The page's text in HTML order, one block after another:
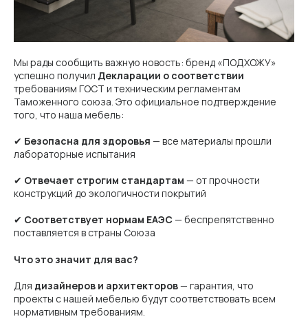
Мы рады сообщить важную новость: бренд «ПОДХОЖУ»
успешно получил Декларации о соответствии
требованиям ГОСТ и техническим регламентам
Таможенного союза. Это официальное подтверждение
того, что наша мебель:
✔ Безопасна для здоровья — все материалы прошли
лабораторные испытания
✔ Отвечает строгим стандартам — от прочности
конструкций до экологичности покрытий
✔ Соответствует нормам ЕАЭС — беспрепятственно
поставляется в страны Союза
Что это значит для вас?
Для дизайнеров и архитекторов— гарантия, что
проекты с нашей мебелью будут соответствовать всем
нормативным требованиям.